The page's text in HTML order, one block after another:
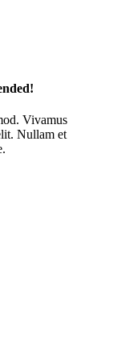
Vivamus
Nullam et